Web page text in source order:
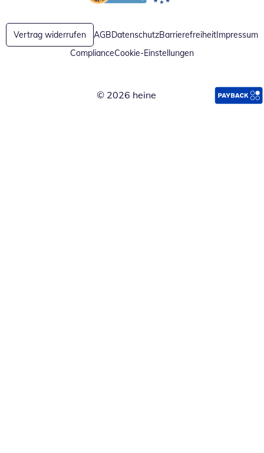
Öffnet in neuem FensterÖffnet in neuem Fenster
Vertrag widerrufen AGBDatenschutzBarrierefreiheitImpressum
ComplianceCookie-Einstellungen
© 2026 heine